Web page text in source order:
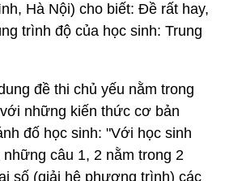
Hà Nội) cho biết: Đề rất hay,
trình độ của học sinh: Trung
đề thi chủ yếu nằm trong
những kiến thức cơ bản
đố học sinh: "Với học sinh
câu 1, 2 nằm trong 2
số (giải hệ phương trình) các